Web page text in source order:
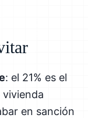
: el 21% es el
en sanción